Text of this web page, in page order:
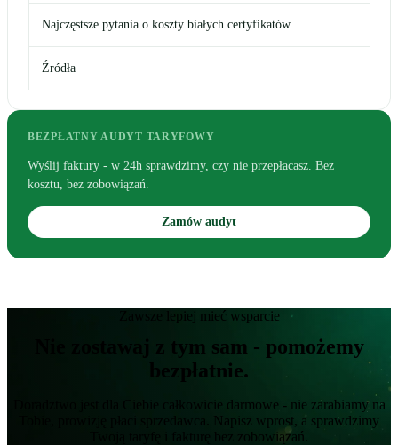
Najczęstsze pytania o koszty białych certyfikatów
Źródła
BEZPŁATNY AUDYT TARYFOWY
Wyślij faktury - w 24h sprawdzimy, czy nie przepłacasz. Bez
kosztu, bez zobowiązań.
Zamów audyt
Zawsze lepiej mieć wsparcie
Nie zostawaj z tym sam - pomożemy
bezpłatnie.
Doradztwo jest dla Ciebie całkowicie darmowe - nie zarabiamy na
Tobie, prowizję płaci sprzedawca. Napisz wprost, a sprawdzimy
Twoją taryfę i fakturę bez zobowiązań.